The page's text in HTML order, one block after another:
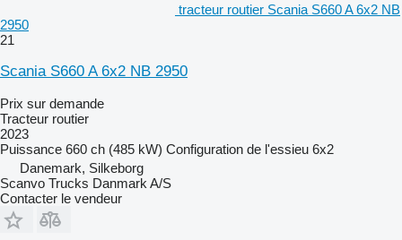
tracteur routier Scania S660 A 6x2 NB
2950
21
Scania S660 A 6x2 NB 2950
Prix sur demande
Tracteur routier
2023
Puissance 660 ch (485 kW) Configuration de l'essieu 6x2
Danemark, Silkeborg
Scanvo Trucks Danmark A/S
Contacter le vendeur